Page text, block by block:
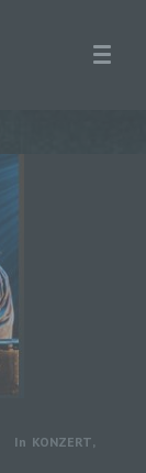
In KONZERT,